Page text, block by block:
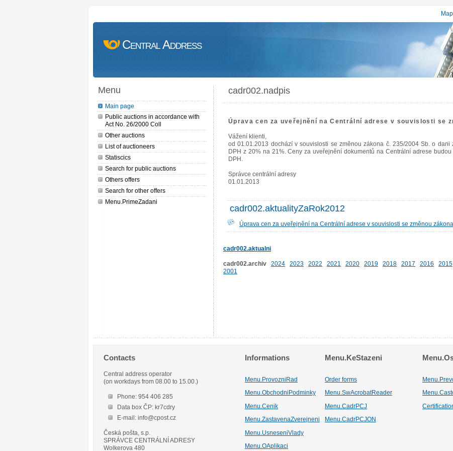
Central Address
Menu
Main page
Public auctions in accordance with
Act No. 26/2000 Coll
Other auctions
List of auctioneers
Statiscics
Search for public auctions
Others offers
Search for other offers
Menu.PrimeZadani
cadr002.nadpis
Úprava cen za uveřejnění na Centrální adrese v souvislosti se
Vážení klienti,
od 01.01.2013 dochází v souvislosti se změnou zákona č. 235/2004 Sb. o
DPH z 20% na 21%. Ceny za uveřejnění dokumentů na Centrální adrese
DPH.
Správce centrální adresy
01.01.2013
cadr002.aktualityZaRok2012
Úprava cen za uveřejnění na Centrální adrese v souvislosti se změnou
cadr002.aktualni
cadr002.archiv 2024 2023 2022 2021 2020 2019 2018 2017 2016 2015
2001
Contacts
Central address operator
(on workdays from 08.00 to 15.00.)
Phone: 954 406 285
Data box ČP: kr7cdry
E-mail: info@cpost.cz
Česká pošta, s.p.
SPRÁVCE CENTRÁLNÍ ADRESY
Wolkerova 480
Informations Menu.KeStazeni
Menu.ProvozniRad Order forms
Menu.ObchodniPodminky
Menu.SwAcrobatReader
Menu.Cenik Menu.CadrPCJ
Menu.ZastavenaZverejneni
Menu.CadrPCJON
Menu.UsneseniVlady
Menu.OAplikaci